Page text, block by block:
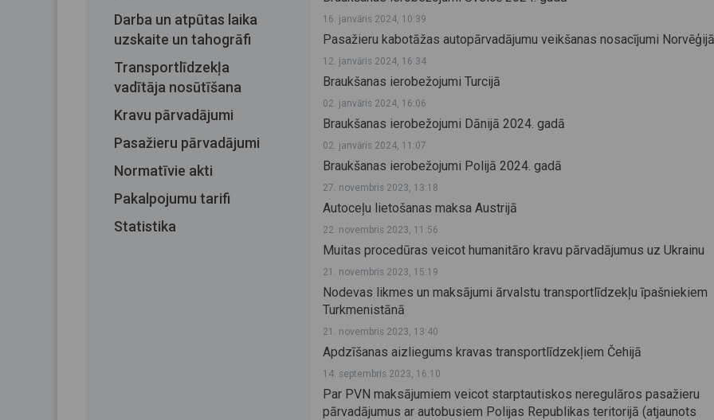
Darba un atpūtas laika
uzskaite un tahogrāfi
Transportlīdzekļa
vadītāja nosūtīšana
Kravu pārvadājumi
Pasažieru pārvadājumi
Normatīvie akti
Pakalpojumu tarifi
Statistika
16. janvāris 2024, 10:39
Pasažieru kabotāžas autopārvadājumu veikšanas nosacījumi Norvēģijā
12. janvāris 2024, 16:34
Braukšanas ierobežojumi Turcijā
02. janvāris 2024, 16:06
Braukšanas ierobežojumi Dānijā 2024. gadā
02. janvāris 2024, 11:07
Braukšanas ierobežojumi Polijā 2024. gadā
27. novembris 2023, 13:18
Autoceļu lietošanas maksa Austrijā
22. novembris 2023, 11:56
Muitas procedūras veicot humanitāro kravu pārvadājumus uz Ukrainu
21. novembris 2023, 15:19
Nodevas likmes un maksājumi ārvalstu transportlīdzekļu īpašniekiem
Turkmenistānā
21. novembris 2023, 13:40
Apdzīšanas aizliegums kravas transportlīdzekļiem Čehijā
14. septembris 2023, 16:10
Par PVN maksājumiem veicot starptautiskos neregulāros pasažieru
pārvadājumus ar autobusiem Polijas Republikas teritorijā (atjaunots